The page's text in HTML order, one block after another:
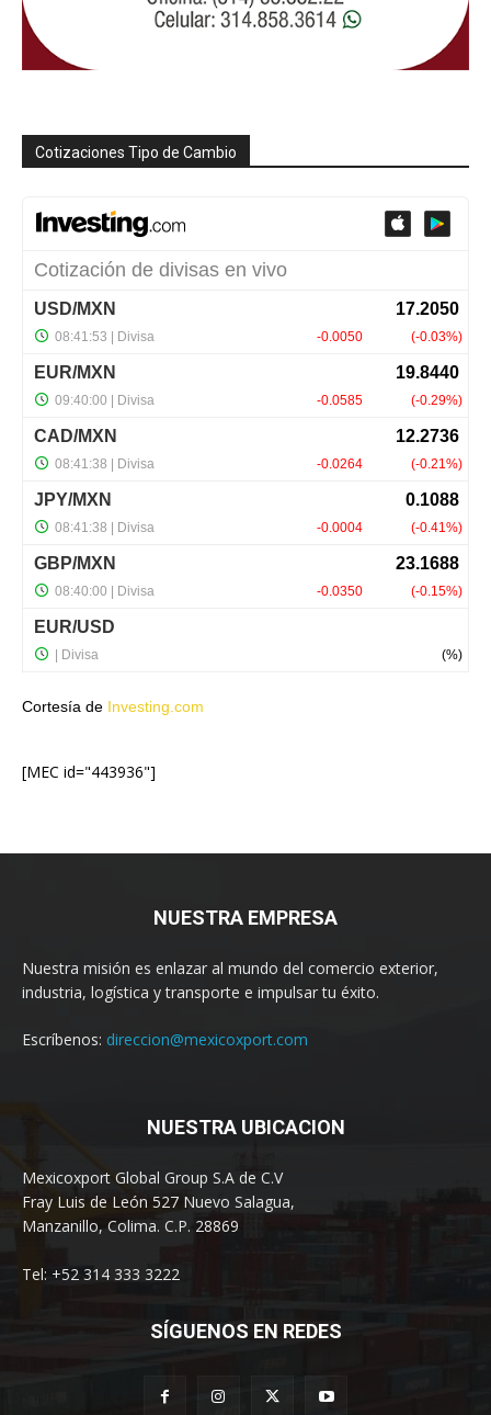
Cotizaciones Tipo de Cambio
Cortesía de Investing.com
[MEC id="443936"]
NUESTRA EMPRESA
Nuestra misión es enlazar al mundo del comercio exterior,
industria, logística y transporte e impulsar tu éxito.
Escríbenos: direccion@mexicoxport.com
NUESTRA UBICACION
Mexicoxport Global Group S.A de C.V
Fray Luis de León 527 Nuevo Salagua,
Manzanillo, Colima. C.P. 28869
Tel: +52 314 333 3222
SÍGUENOS EN REDES